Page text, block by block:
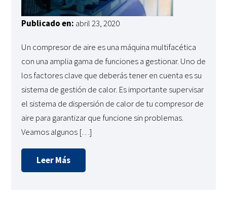
Publicado en: abril 23, 2020
Un compresor de aire es una máquina multifacética
con una amplia gama de funciones a gestionar. Uno de
los factores clave que deberás tener en cuenta es su
sistema de gestión de calor. Es importante supervisar
el sistema de dispersión de calor de tu compresor de
aire para garantizar que funcione sin problemas.
Veamos algunos […]
Leer Más